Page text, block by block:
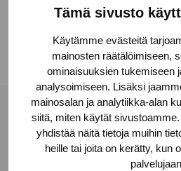
Tämä sivusto
Käytämme evästeitä
mainosten räätälöimiseen,
ominaisuuksien tukemiseen
analysoimiseen. Lisäksi
mainosalan ja analytiikka-alan
siitä, miten käytät
yhdistää näitä tietoja muihin
heille tai joita on kerätty, kun
Pro Artibus